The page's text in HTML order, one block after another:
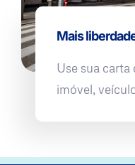
Mais
Use sua
imóvel,